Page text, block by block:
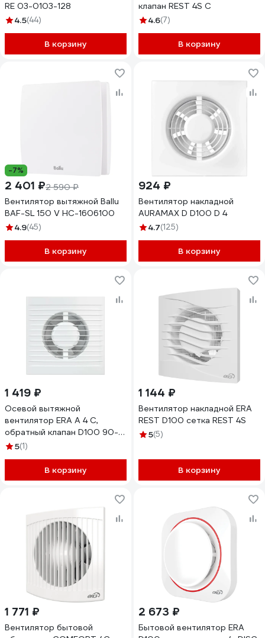
RE 03-0103-128
4.5(44)
В корзину
клапан REST 4S C
4.6(7)
В корзину
-7%
2 401 ₽2 590 ₽
Вентилятор вытяжной Ballu
BAF-SL 150 V НС-1606100
4.9(45)
В корзину
924 ₽
Вентилятор накладной
AURAMAX D D100 D 4
4.7(125)
В корзину
1 419 ₽
Осевой вытяжной
вентилятор ERA A 4 C,
обратный клапан D100 90-
00026
5(1)
В корзину
1 144 ₽
Вентилятор накладной ERA
REST D100 сетка REST 4S
5(5)
В корзину
1 771 ₽
Вентилятор бытовой
2 673 ₽
Бытовой вентилятор ERA